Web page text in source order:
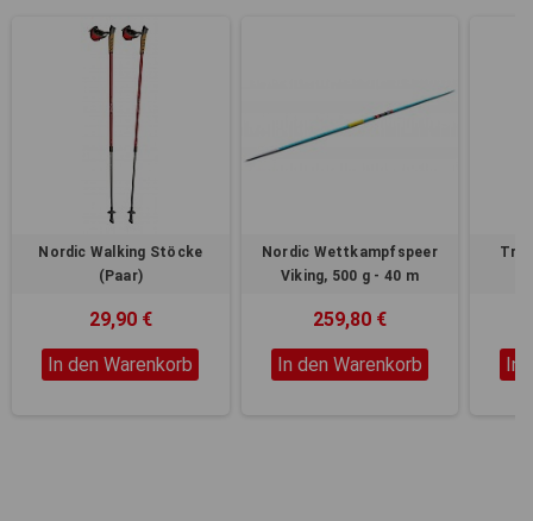
Nordic Walking Stöcke
(Paar)
29,90 €
In den Warenkorb
Nordic Wettkampfspeer
Viking, 500 g - 40 m
259,80 €
In den Warenkorb
In